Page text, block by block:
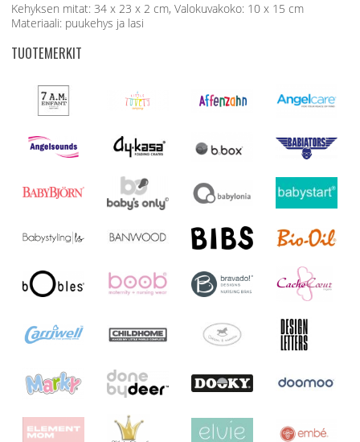
Kehyksen mitat: 34 x 23 x 2 cm, Valokuvakoko: 10 x 15 cm
Materiaali: puukehys ja lasi
TUOTEMERKIT